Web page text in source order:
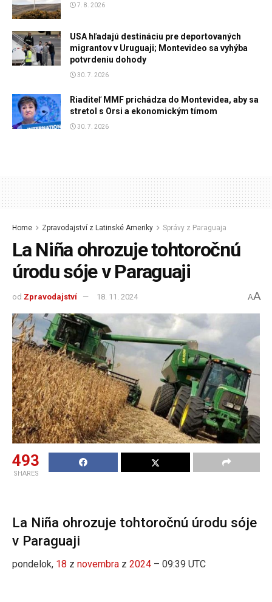
7. 8. 2026
USA hľadajú destináciu pre deportovaných
migrantov v Uruguaji; Montevideo sa vyhýba
potvrdeniu dohody
30. 7. 2026
Riaditeľ MMF prichádza do Montevidea, aby sa
stretol s Orsi a ekonomickým tímom
30. 7. 2026
Home Zpravodajství z Latinské Ameriky Správy z Paraguaja
La Niña ohrozuje tohtoročnú
úrodu sóje v Paraguaji
od Zpravodajství 18. 11. 2024 AA
493
SHARES
La Niña ohrozuje tohtoročnú úrodu sóje
v Paraguaji
pondelok, 18 z novembra z 2024 – 09:39 UTC